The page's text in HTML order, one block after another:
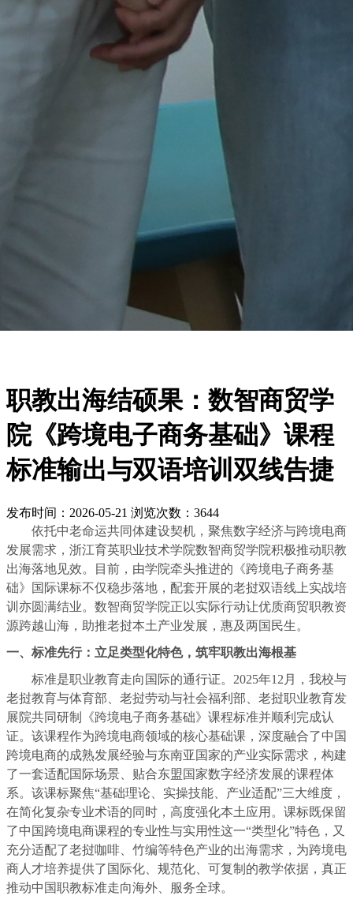
职教出海结硕果：数智商贸学
院《跨境电子商务基础》课程
标准输出与双语培训双线告捷
发布时间：2026-05-21 浏览次数：3644
依托中老命运共同体建设契机，聚焦数字经济与跨境电商
发展需求，浙江育英职业技术学院数智商贸学院积极推动职教
出海落地见效。目前，由学院牵头推进的《跨境电子商务基
础》国际课标不仅稳步落地，配套开展的老挝双语线上实战培
训亦圆满结业。数智商贸学院正以实际行动让优质商贸职教资
源跨越山海，助推老挝本土产业发展，惠及两国民生。
一、标准先行：立足类型化特色，筑牢职教出海根基
标准是职业教育走向国际的通行证。2025年12月，我校与
老挝教育与体育部、老挝劳动与社会福利部、老挝职业教育发
展院共同研制《跨境电子商务基础》课程标准并顺利完成认
证。该课程作为跨境电商领域的核心基础课，深度融合了中国
跨境电商的成熟发展经验与东南亚国家的产业实际需求，构建
了一套适配国际场景、贴合东盟国家数字经济发展的课程体
系。该课标聚焦“基础理论、实操技能、产业适配”三大维度，
在简化复杂专业术语的同时，高度强化本土应用。课标既保留
了中国跨境电商课程的专业性与实用性这一“类型化”特色，又
充分适配了老挝咖啡、竹编等特色产业的出海需求，为跨境电
商人才培养提供了国际化、规范化、可复制的教学依据，真正
推动中国职教标准走向海外、服务全球。